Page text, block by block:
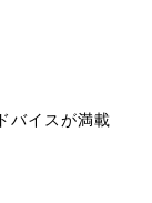
バイスが満載